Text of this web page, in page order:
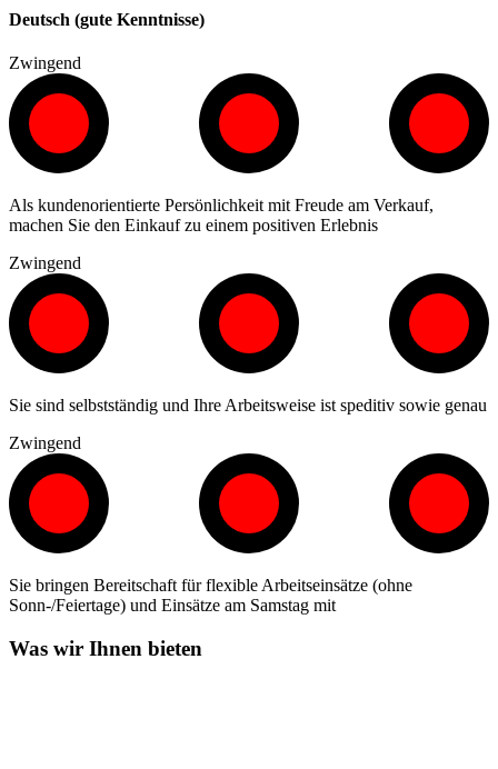
Deutsch (gute Kenntnisse)
Zwingend
Als kundenorientierte Persönlichkeit mit Freude am Verkauf,
machen Sie den Einkauf zu einem positiven Erlebnis
Zwingend
Sie sind selbstständig und Ihre Arbeitsweise ist speditiv sowie genau
Zwingend
Sie bringen Bereitschaft für flexible Arbeitseinsätze (ohne
Sonn-/Feiertage) und Einsätze am Samstag mit
Was wir Ihnen bieten